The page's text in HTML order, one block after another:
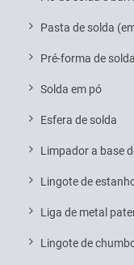
Pasta de solda
Pré-forma de solda
Solda em pó
Esfera de solda
Limpador a base
Lingote de
Liga de metal
Lingote de